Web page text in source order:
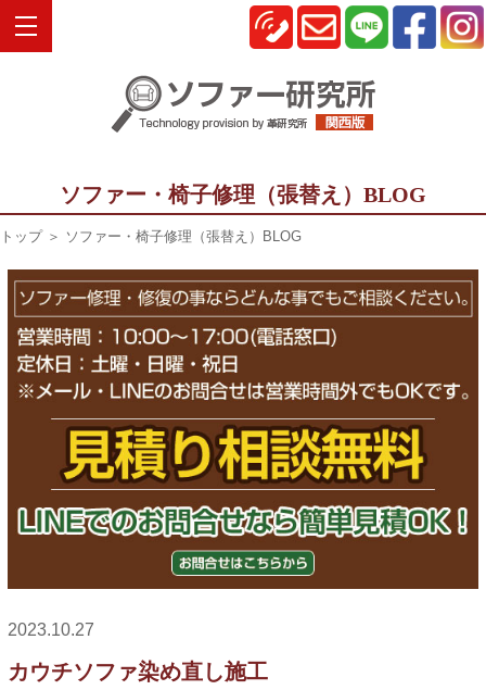
ソファー・椅子修理（張替え）BLOG
トップ＞ ソファー・椅子修理（張替え）BLOG
2023.10.27
カウチソファ染め直し施工